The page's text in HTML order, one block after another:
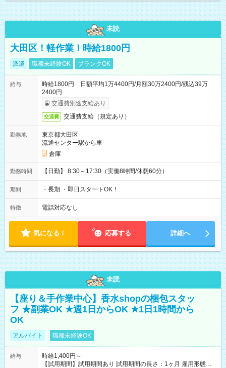
未読
大田区！軽作業！時給1800円
派遣 職種未経験OK ブランクOK
給与
時給1800円 日額平均1万4400円/月額30万2400円/残込39万
2400円
交通費別途支給あり
交通費 交通費支給（規定あり）
勤務地
東京都大田区
流通センター駅から車
倉庫
勤務時間 【日勤】 8:30～17:30（実働8時間/休憩60分）
期間 ・長期 ・即日スタートOK！
特徴 電話対応なし
気になる！ 応募する 詳細へ
未読
【座り＆手作業中心】香水shopの梱包スタッ
フ ★副業OK ★週1日からOK ★1日1時間から
OK
アルバイト 職種未経験OK
給与
時給1,400円～
【試用期間】試用期間あり 試用期間の長さ：1ヶ月 雇用形態、